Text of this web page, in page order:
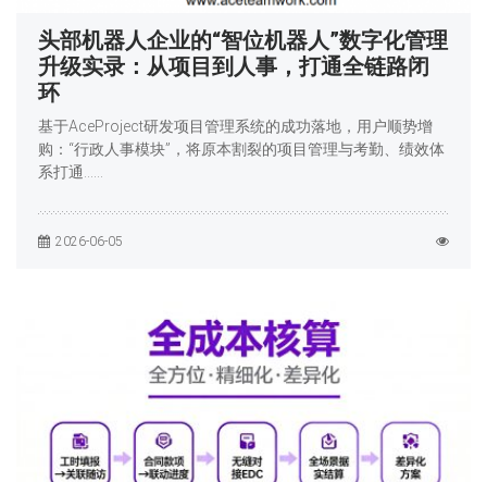
头部机器人企业的“智位机器人”数字化管理
升级实录：从项目到人事，打通全链路闭
环
基于AceProject研发项目管理系统的成功落地，用户顺势增
购：“行政人事模块”，将原本割裂的项目管理与考勤、绩效体
系打通……
2026-06-05